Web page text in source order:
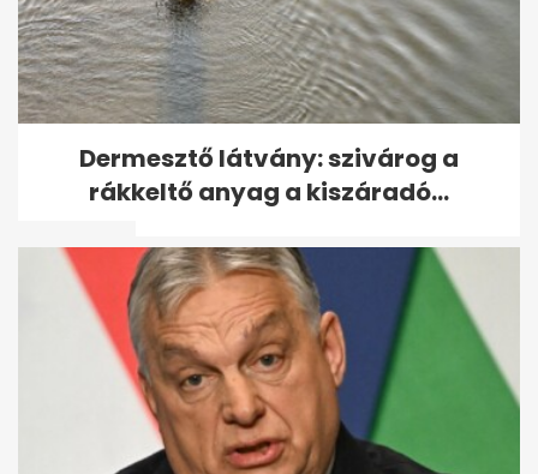
A pszichológia szerint ez a
nyudíjba vonulás legnehezebb
része -...
Dermesztő látvány: szivárog a
rákkeltő anyag a kiszáradó...